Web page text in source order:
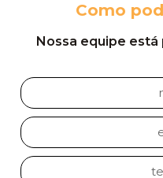
Como
Nossa equipe